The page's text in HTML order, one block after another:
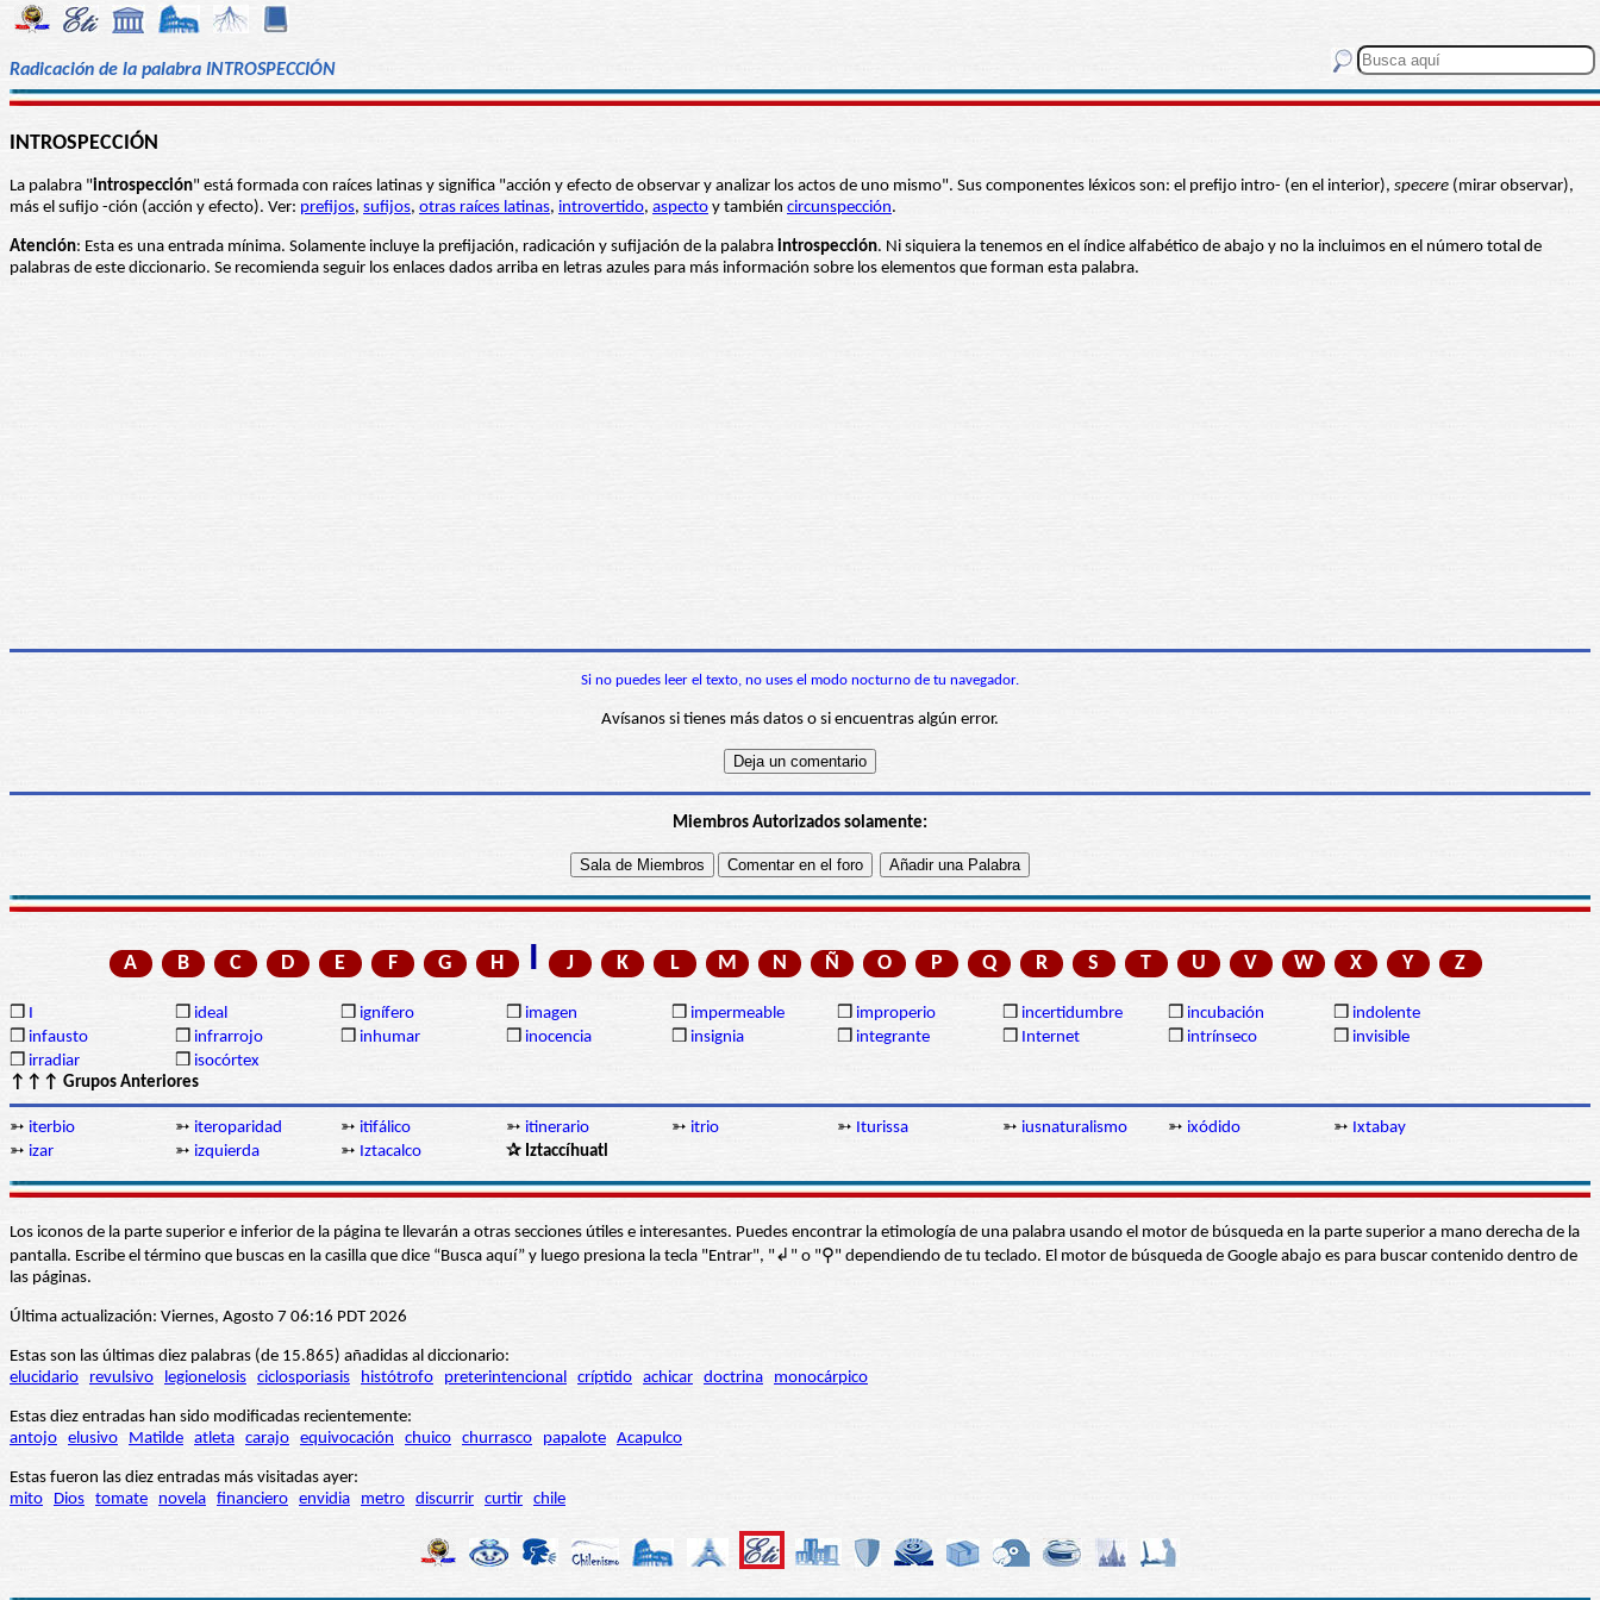
Radicación de la palabra INTROSPECCIÓN
INTROSPECCIÓN
La palabra "introspección" está formada con raíces latinas y significa "acción y efecto de observar y analizar los actos de uno mismo". Sus componentes léxicos son: el prefijo intro- (en el interior), specere (mirar observar),
más el sufijo -ción (acción y efecto). Ver: prefijos, sufijos, otras raíces latinas, introvertido, aspecto y también circunspección.
Atención: Esta es una entrada mínima. Solamente incluye la prefijación, radicación y sufijación de la palabra introspección. Ni siquiera la tenemos en el índice alfabético de abajo y no la incluimos en el número total de
palabras de este diccionario. Se recomienda seguir los enlaces dados arriba en letras azules para más información sobre los elementos que forman esta palabra.
Si no puedes leer el texto, no uses el modo nocturno de tu navegador.
Avísanos si tienes más datos o si encuentras algún error.
Miembros Autorizados solamente:
A B C D E F G H I J K L M N Ñ O P Q R S T U V W X Y Z
❒ I ❒ ideal ❒ ignífero ❒ imagen ❒ impermeable ❒ improperio ❒ incertidumbre ❒ incubación ❒ indolente
❒ infausto ❒ infrarrojo ❒ inhumar ❒ inocencia ❒ insignia ❒ integrante ❒ Internet ❒ intrínseco ❒ invisible
❒ irradiar ❒ isocórtex
↑↑↑ Grupos Anteriores
➳ iterbio ➳ iteroparidad ➳ itifálico ➳ itinerario ➳ itrio ➳ Iturissa ➳ iusnaturalismo ➳ ixódido ➳ Ixtabay
➳ izar ➳ izquierda ➳ Iztacalco ✰ Iztaccíhuatl
Los iconos de la parte superior e inferior de la página te llevarán a otras secciones útiles e interesantes. Puedes encontrar la etimología de una palabra usando el motor de búsqueda en la parte superior a mano derecha de la
pantalla. Escribe el término que buscas en la casilla que dice “Busca aquí” y luego presiona la tecla "Entrar", "↲" o "⚲" dependiendo de tu teclado. El motor de búsqueda de Google abajo es para buscar contenido dentro de
las páginas.
Última actualización: Viernes, Agosto 7 06:16 PDT 2026
Estas son las últimas diez palabras (de 15.865) añadidas al diccionario:
elucidario
revulsivo legionelosis ciclosporiasis histótrofo preterintencional críptido achicar doctrina monocárpico
Estas diez entradas han sido modificadas recientemente:
antojo elusivo Matilde atleta carajo equivocación chuico churrasco papalote Acapulco
Estas fueron las diez entradas más visitadas ayer:
mito
Dios tomate novela financiero envidia metro discurrir curtir chile